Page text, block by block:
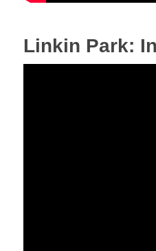
Linkin Park: